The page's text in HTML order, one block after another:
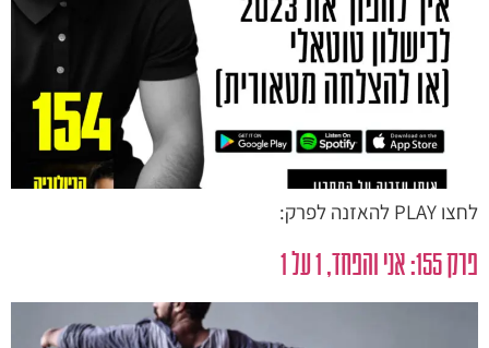
לחצו PLAY להאזנה לפרק:
פרק 155: אני והפחד, 1 על 1